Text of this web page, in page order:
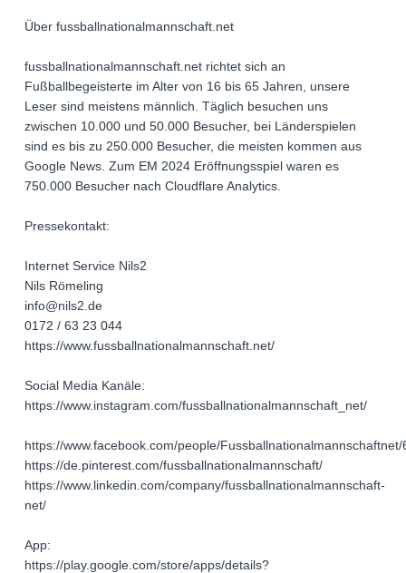
Über fussballnationalmannschaft.net
fussballnationalmannschaft.net richtet sich an
Fußballbegeisterte im Alter von 16 bis 65 Jahren, unsere
Leser sind meistens männlich. Täglich besuchen uns
zwischen 10.000 und 50.000 Besucher, bei Länderspielen
sind es bis zu 250.000 Besucher, die meisten kommen aus
Google News. Zum EM 2024 Eröffnungsspiel waren es
750.000 Besucher nach Cloudflare Analytics.
Pressekontakt:
Internet Service Nils2
Nils Römeling
info@nils2.de
0172 / 63 23 044
https://www.fussballnationalmannschaft.net/
Social Media Kanäle:
https://www.instagram.com/fussballnationalmannschaft_net/
https://www.facebook.com/people/
https://de.pinterest.com/fussballnationalmannschaft/
https://www.linkedin.com/company/fussballnationalmannschaft-
net/
App:
https://play.google.com/store/apps/details?